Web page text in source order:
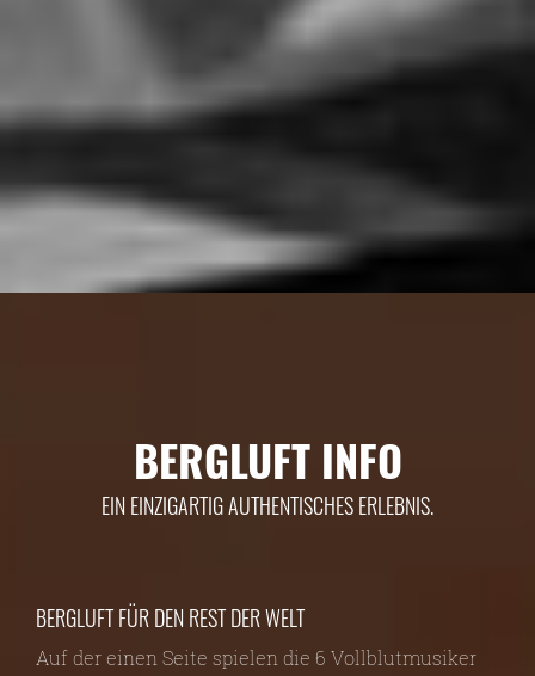
BERGLUFT INFO
EIN EINZIGARTIG AUTHENTISCHES ERLEBNIS.
BERGLUFT FÜR DEN REST DER WELT
Auf der einen Seite spielen die 6 Vollblutmusiker